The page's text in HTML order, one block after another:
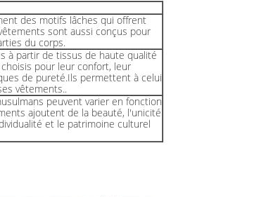
des motifs lâches qui offrent
sont aussi conçus pour
du corps.
à partir de tissus de haute qualité
pour leur confort, leur
de pureté.Ils permettent à celui
vêtements..
peuvent varier en fonction
ajoutent de la beauté, l'unicité
et le patrimoine culturel